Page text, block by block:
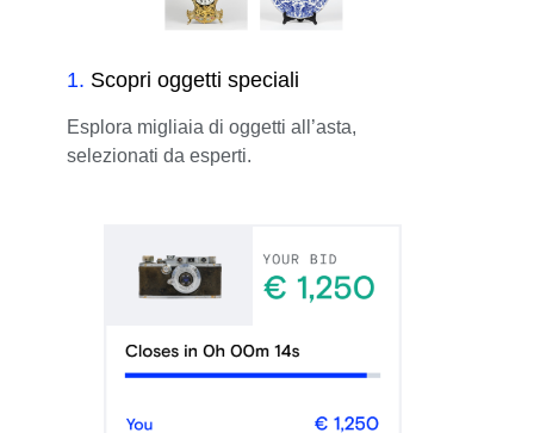
1. Scopri oggetti speciali
Esplora migliaia di oggetti all’asta,
selezionati da esperti.